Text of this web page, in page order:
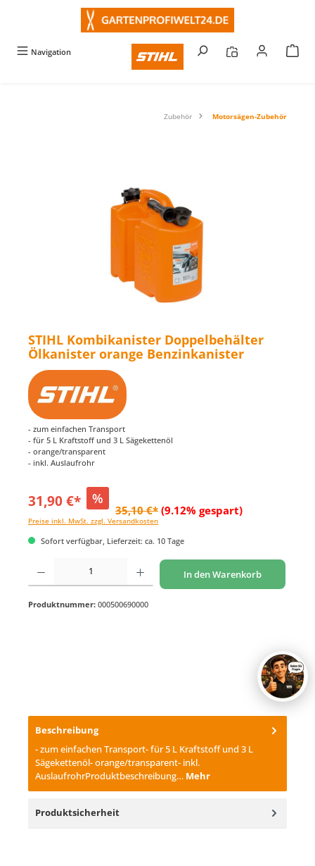
Navigation
Zubehör Motorsägen-Zubehör
STIHL Kombikanister Doppelbehälter
Ölkanister orange Benzinkanister
- zum einfachen Transport
- für 5 L Kraftstoff und 3 L Sägekettenöl
- orange/transparent
- inkl. Auslaufrohr
31,90 €* %
35,10 €* (9.12% gespart)
Preise inkl. MwSt. zzgl. Versandkosten
Sofort verfügbar, Lieferzeit: ca. 10 Tage
Produkt Anzahl: Gib den gewünschten Wert ein oder benutze die Schaltflächen um
In den Warenkorb
Produktnummer: 000500690000
Beschreibung
- zum einfachen Transport- für 5 L Kraftstoff und 3 L
Sägekettenöl- orange/transparent- inkl.
AuslaufrohrProduktbeschreibung… Mehr
Produktsicherheit